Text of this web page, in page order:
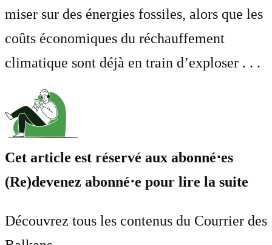
miser sur des énergies fossiles, alors que les
coûts économiques du réchauffement
climatique sont déjà en train d’exploser . . .
Cet article est réservé aux abonné⋅es
(Re)devenez abonné⋅e pour lire la suite
Découvrez tous les contenus du Courrier des